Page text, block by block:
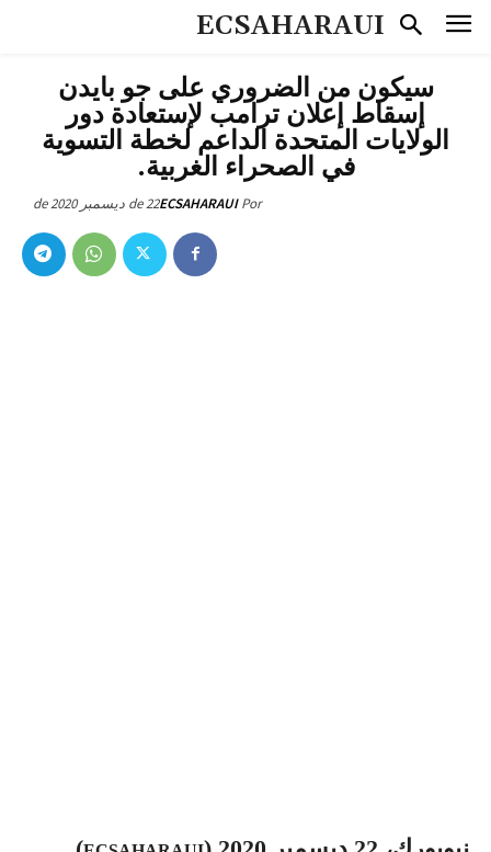
ECSAHARAUI
سيكون من الضروري على جو بايدن
إسقاط إعلان ترامب لإستعادة دور
الولايات المتحدة الداعم لخطة التسوية
في الصحراء الغربية.
Por
ECSAHARAUI22 de ديسمبر de 2020